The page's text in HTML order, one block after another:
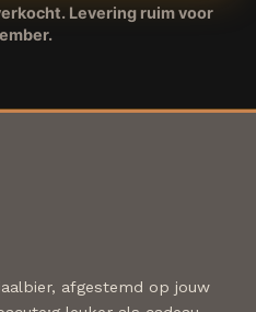
Levering ruim voor
afgestemd op jouw